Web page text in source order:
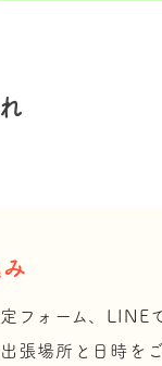
フォーム、LINE
張場所と日時を